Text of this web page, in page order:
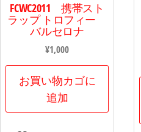
FCWC2011 携帯スト
ラップ トロフィー
バルセロナ
¥1,000
お買い物カゴに
追加